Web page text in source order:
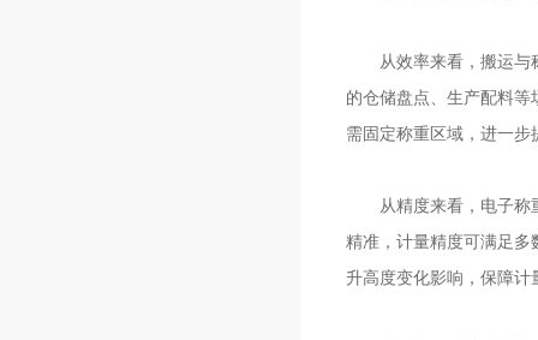
从效率来看，搬运与称
的仓储盘点、生产配料
需固定称重区域，进一步
从精度来看，电子称重
精准，计量精度可满足多
升高度变化影响，保障计